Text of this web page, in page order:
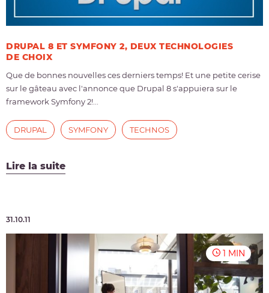
DRUPAL 8 ET SYMFONY 2, DEUX TECHNOLOGIES
DE CHOIX
Que de bonnes nouvelles ces derniers temps! Et une petite cerise
sur le gâteau avec l'annonce que Drupal 8 s'appuiera sur le
framework Symfony 2!...
Lire la suite
DRUPAL SYMFONY TECHNOS
31.10.11
1 MIN